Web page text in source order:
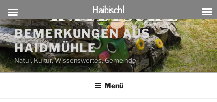
Zum
Inhalt
springen
BEMERKUNGEN AUS
HAIDMÜHLE
Natur, Kultur, Wissenswertes, Gemeinde
Menü
Haibischl